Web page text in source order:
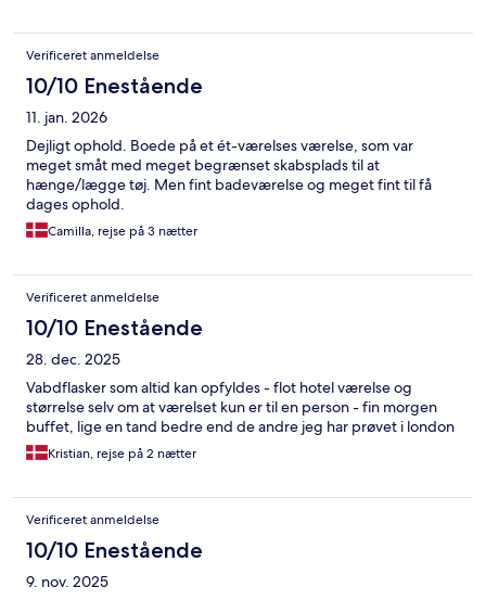
Verificeret anmeldelse
10/10 Enestående
11. jan. 2026
Dejligt ophold. Boede på et ét-værelses værelse, som var
meget småt med meget begrænset skabsplads til at
hænge/lægge tøj. Men fint badeværelse og meget fint til få
dages ophold.
Camilla, rejse på 3 nætter
Verificeret anmeldelse
10/10 Enestående
28. dec. 2025
Vabdflasker som altid kan opfyldes - flot hotel værelse og
størrelse selv om at værelset kun er til en person - fin morgen
buffet, lige en tand bedre end de andre jeg har prøvet i london
Kristian, rejse på 2 nætter
Verificeret anmeldelse
10/10 Enestående
9. nov. 2025